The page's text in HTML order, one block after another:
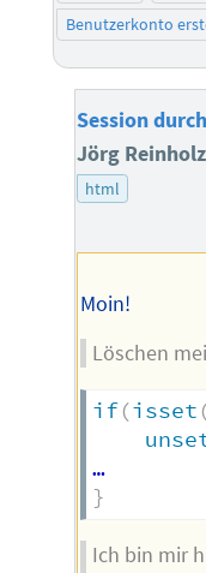
Benutzerkonto
Session
Jörg Reinholz
html
Moin!
Löschen
if(isset
…
}
Ich bin mir